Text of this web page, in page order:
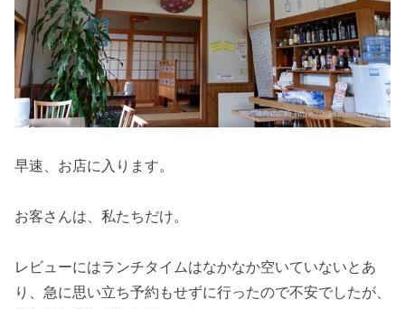
早速、お店に入ります。
お客さんは、私たちだけ。
レビューにはランチタイムはなかなか空いていないとあ
り、急に思い立ち予約もせずに行ったので不安でしたが、